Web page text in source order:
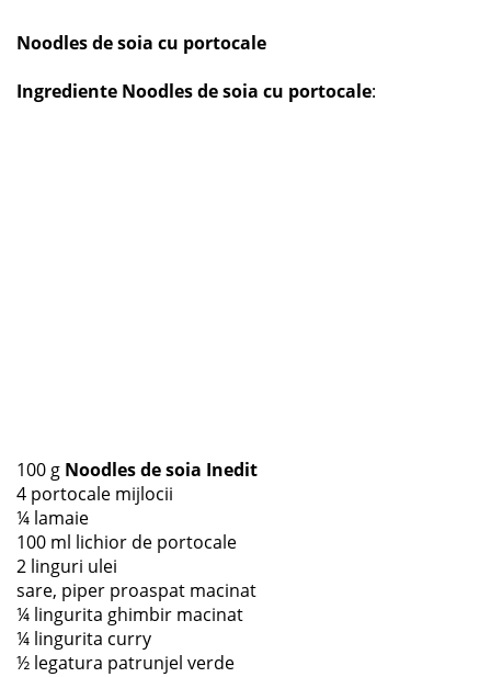
Noodles de soia cu portocale
Ingrediente Noodles de soia cu portocale:
100 g Noodles de soia Inedit
4 portocale mijlocii
¼ lamaie
100 ml lichior de portocale
2 linguri ulei
sare, piper proaspat macinat
¼ lingurita ghimbir macinat
¼ lingurita curry
½ legatura patrunjel verde